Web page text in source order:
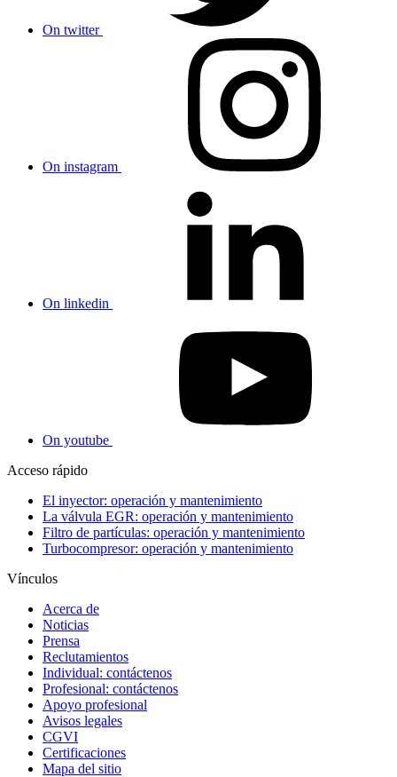
On twitter
On instagram
On linkedin
On youtube
Acceso rápido
El inyector: operación y mantenimiento
La válvula EGR: operación y mantenimiento
Filtro de partículas: operación y mantenimiento
Turbocompresor: operación y mantenimiento
Vínculos
Acerca de
Noticias
Prensa
Reclutamientos
Individual: contáctenos
Profesional: contáctenos
Apoyo profesional
Avisos legales
CGVI
Certificaciones
Mapa del sitio